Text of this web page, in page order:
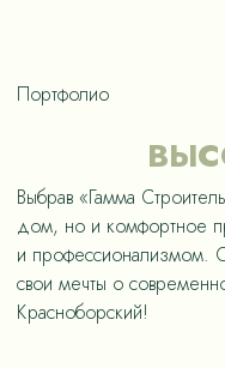
Портфолио
Выбрав «Гамма
дом, но и комфортное
и профессионализмом.
свои мечты о
Красноборский!